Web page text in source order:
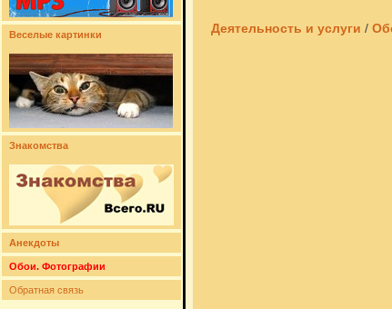
Веселые картинки
Знакомства
Анекдоты
Обои. Фотографии
Обратная связь
Деятельность и услуги /